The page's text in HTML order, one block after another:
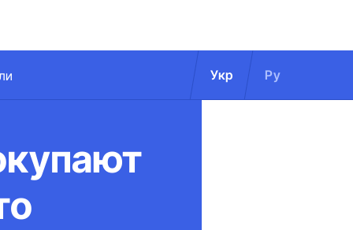
Укр Ру